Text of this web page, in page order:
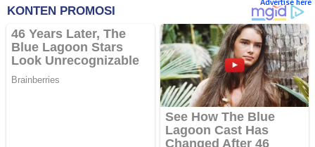
Advertise here